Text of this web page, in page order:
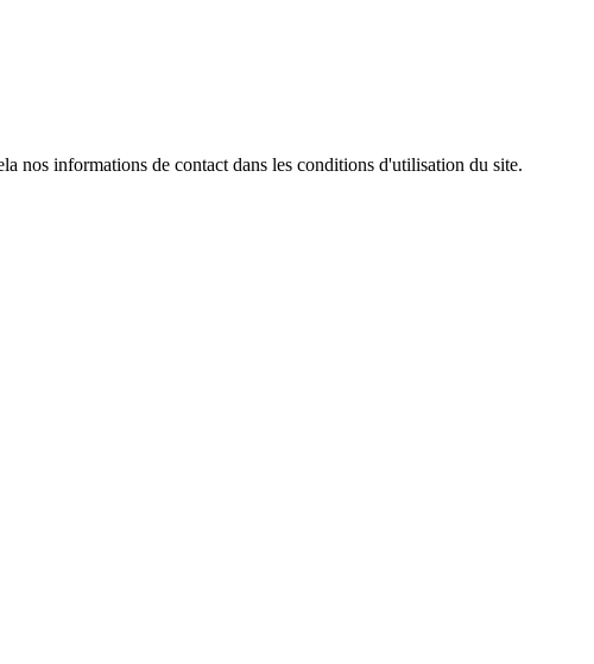
nos informations de contact dans les conditions d'utilisation du site.